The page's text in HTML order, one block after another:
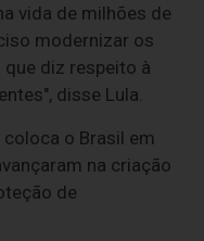
vida de milhões de
modernizar os
diz respeito à
disse Lula.
o Brasil em
na criação
de